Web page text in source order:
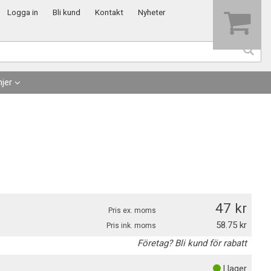
Logga in Bli kund Kontakt Nyheter
Pris ex. moms 47
Pris ink. moms
58.75
Företag? Bli kund för rabatt
I lager